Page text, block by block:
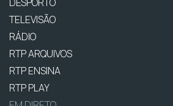
TELEVISÃO
RÁDIO
RTP ARQUIVOS
RTP ENSINA
RTP PLAY